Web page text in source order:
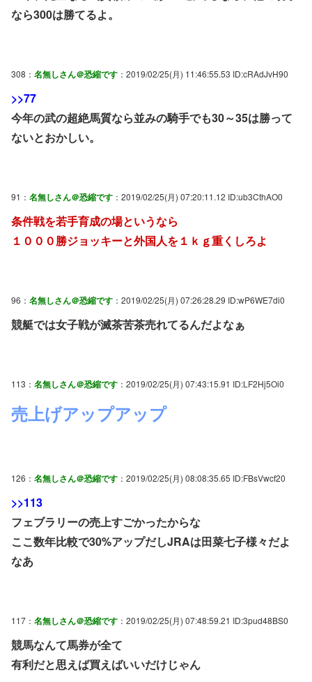
なら300は勝てるよ。
308： 名無しさん＠恐縮です ：2019/02/25(月) 11:46:55.53 ID:cRAdJvH90
>>77
今年の武の超絶馬質なら並みの騎手でも30～35は勝って
ないとおかしい。
91： 名無しさん＠恐縮です ：2019/02/25(月) 07:20:11.12 ID:ub3CthAO0
条件戦を若手育成の場というなら
１０００勝ジョッキーと外国人を１ｋｇ重くしろよ
96： 名無しさん＠恐縮です ：2019/02/25(月) 07:26:28.29 ID:wP6WE7di0
競艇では女子戦が滅茶苦茶売れてるんだよなぁ
113： 名無しさん＠恐縮です ：2019/02/25(月) 07:43:15.91 ID:LF2Hj5Oi0
売上げアップアップ
126： 名無しさん＠恐縮です ：2019/02/25(月) 08:08:35.65 ID:FBsVwcf20
>>113
フェブラリーの売上すごかったからな
ここ数年比較で30%アップだしJRAは田菜七子様々だよ
なあ
117： 名無しさん＠恐縮です ：2019/02/25(月) 07:48:59.21 ID:3pud48BS0
競馬なんて馬券が全て
有利だと思えば買えばいいだけじゃん